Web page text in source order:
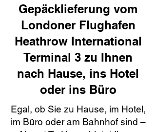
Gepäcklieferung vom
Londoner Flughafen
Heathrow International
Terminal 3 zu Ihnen
nach Hause, ins Hotel
oder ins Büro
Egal, ob Sie zu Hause, im Hotel,
im Büro oder am Bahnhof sind –